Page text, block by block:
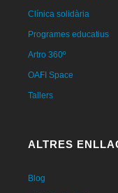
Clínica solidària
Programes educatius
Artro 360º
OAFI Space
Tallers
ALTRES
Blog